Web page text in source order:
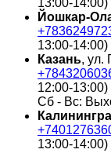
13:00-
Йошкар-
13:00-
Казань, ул.
12:00-
Сб - Вс:
13:00-